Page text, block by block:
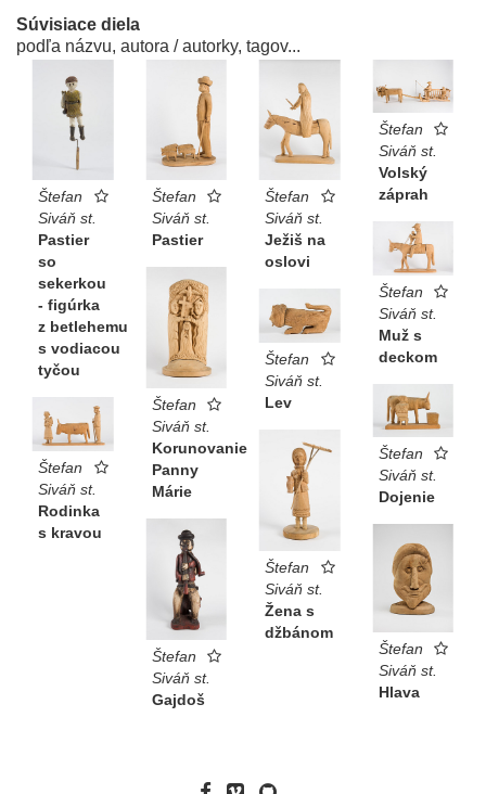
Súvisiace diela
podľa názvu, autora / autorky, tagov...
Štefan
Siváň st.
Pastier
so
sekerkou
- figúrka
z betlehemu
s vodiacou
tyčou
Štefan
Siváň st.
Pastier
Štefan
Siváň st.
Ježiš na
oslovi
Štefan
Siváň st.
Volský
záprah
Štefan
Siváň st.
Muž s
deckom
Štefan
Siváň st.
Korunovanie
Panny
Márie
Štefan
Siváň st.
Lev
Štefan
Siváň st.
Dojenie
Štefan
Siváň st.
Rodinka
s kravou
Štefan
Siváň st.
Žena s
džbánom
Štefan
Siváň st.
Gajdoš
Štefan
Siváň st.
Hlava